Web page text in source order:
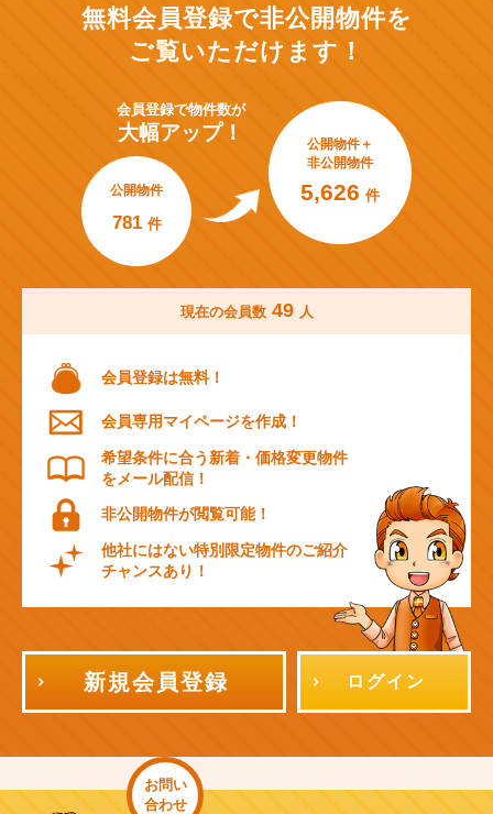
無料会員登録で非公開物件を
ご覧いただけます！
会員登録で物件数が
大幅アップ！
公開物件
781 件
公開物件＋
非公開物件
5,626 件
現在の会員数 49 人
会員登録は無料！
会員専用マイページを作成！
希望条件に合う新着・価格変更物件
をメール配信！
非公開物件が閲覧可能！
他社にはない特別限定物件のご紹介
チャンスあり！
新規会員登録 ログイン
お問い
合わせ